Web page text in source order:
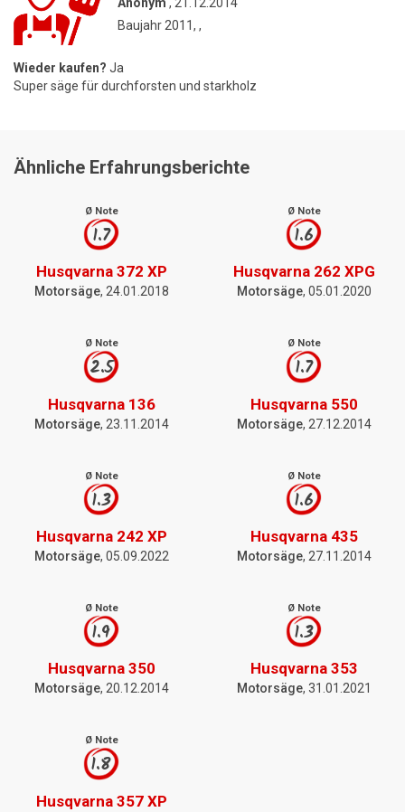
Baujahr 2011, ,
Wieder kaufen? Ja
Super säge für durchforsten und starkholz
Ähnliche Erfahrungsberichte
Ø Note
1.7
Husqvarna 372 XP
Motorsäge, 24.01.2018
Ø Note
1.6
Husqvarna 262 XPG
Motorsäge, 05.01.2020
Ø Note
2.5
Husqvarna 136
Motorsäge, 23.11.2014
Ø Note
1.7
Husqvarna 550
Motorsäge, 27.12.2014
Ø Note
1.3
Husqvarna 242 XP
Motorsäge, 05.09.2022
Ø Note
1.6
Husqvarna 435
Motorsäge, 27.11.2014
Ø Note
1.9
Husqvarna 350
Motorsäge, 20.12.2014
Ø Note
1.3
Husqvarna 353
Motorsäge, 31.01.2021
Ø Note
1.8
Husqvarna 357 XP